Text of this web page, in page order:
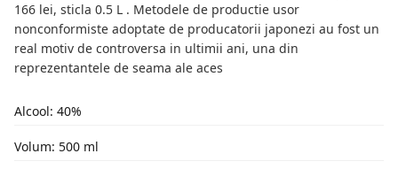
166 lei, sticla 0.5 L . Metodele de productie usor
nonconformiste adoptate de producatorii japonezi au fost un
real motiv de controversa in ultimii ani, una din
reprezentantele de seama ale aces
Alcool: 40%
Volum: 500 ml